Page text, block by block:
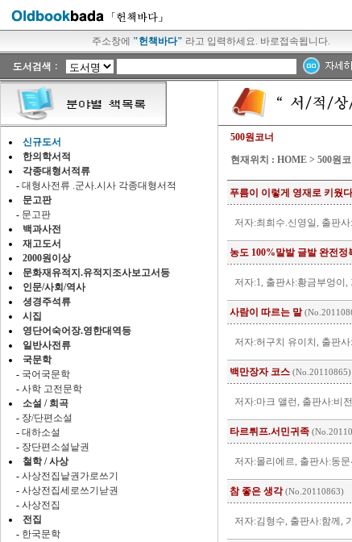
주소창에 "헌책바다" 라고 입력하세요. 바로접속됩니다.
신규도서
한의학서적
각종대형서적류
- 대형사전류 .군사.시사 각종대형서적
문고판
- 문고판
백과사전
재고도서
2000원이상
문화재유적지.유적지조사보고서등
인문/사회/역사
셩경주석류
시집
영단어숙어장.영한대역등
일반사전류
국문학
- 국어국문학
- 사학 고전문학
소설 / 희곡
- 장/단편소설
- 대하소설
- 장단편소설낱권
철학 / 사상
- 사상전집낱권가로쓰기
- 사상전집세로쓰기낟권
- 사상전집
전집
- 한국문학
500원코너
현재위치 : HOME > 500원코
푸름이 이렇게 영재로 키웠다
저자:최희수.신영일, 출판
농도 100%말발 글발 완전정
저자:1, 출판사:황금부엉이,
사람이 따르는 말
저자:허구치 유이치, 출판
백만장자 코스 (No.20110865)
저자:마크 앨런, 출판사:비
타르튀프.서민귀족
저자:몰리에르, 출판사:동
참 좋은 생각(No.20110863)
저자:김형수, 출판사:함께,